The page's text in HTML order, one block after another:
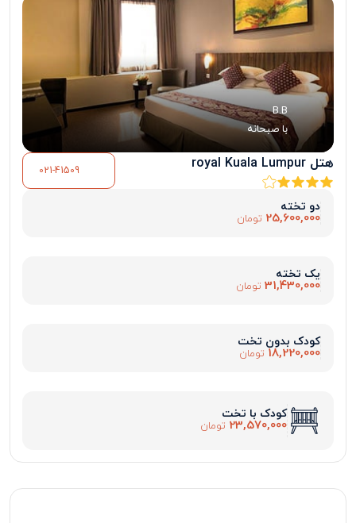
B.B
با صبحانه
هتل royal Kuala Lumpur 021-41509
دو تخته
25,600,000 تومان
یک تخته
31,430,000 تومان
کودک بدون تخت
18,220,000 تومان
کودک با تخت
23,570,000 تومان